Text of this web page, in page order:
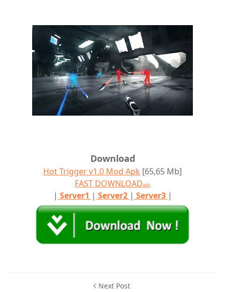
Download
Hot Trigger v1.0 Mod Apk [65,65 Mb]
FAST DOWNLOADads
| Server1 | Server2 | Server3 |
Next Post